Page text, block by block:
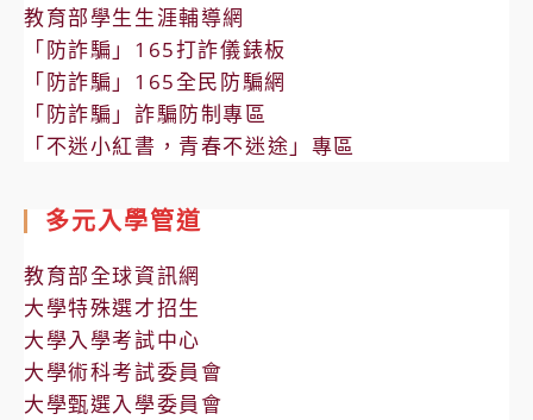
教育部學生生涯輔導網
「防詐騙」165打詐儀錶板
「防詐騙」165全民防騙網
「防詐騙」詐騙防制專區
「不迷小紅書，青春不迷途」專區
多元入學管道
教育部全球資訊網
大學特殊選才招生
大學入學考試中心
大學術科考試委員會
大學甄選入學委員會